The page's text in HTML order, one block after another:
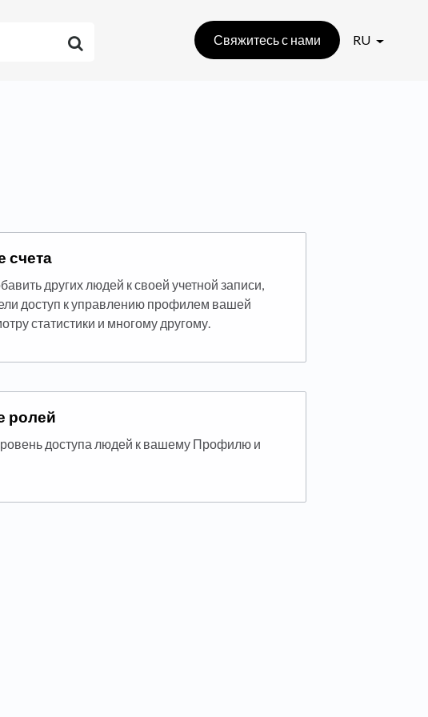
Свяжитесь с нами RU
счета
других людей к своей учетной записи,
доступ к управлению профилем вашей
статистики и многому другому.
ролей
доступа людей к вашему Профилю и
in a new tab)